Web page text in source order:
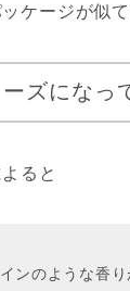
ケージが似て
ズになっ
ると
ンのような香り